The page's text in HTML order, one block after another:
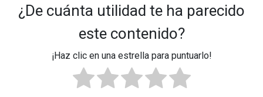
¿De cuánta utilidad te ha parecido
este contenido?
¡Haz clic en una estrella para puntuarlo!